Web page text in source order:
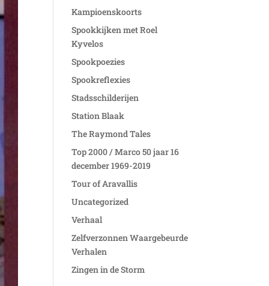
Kampioenskoorts
Spookkijken met Roel
Kyvelos
Spookpoezies
Spookreflexies
Stadsschilderijen
Station Blaak
The Raymond Tales
Top 2000 / Marco 50 jaar 16
december 1969-2019
Tour of Aravallis
Uncategorized
Verhaal
Zelfverzonnen Waargebeurde
Verhalen
Zingen in de Storm